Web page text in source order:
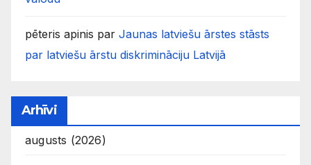
pēteris apinis par Jaunas latviešu ārstes stāsts
par latviešu ārstu diskrimināciju Latvijā
Arhīvi
augusts (2026)